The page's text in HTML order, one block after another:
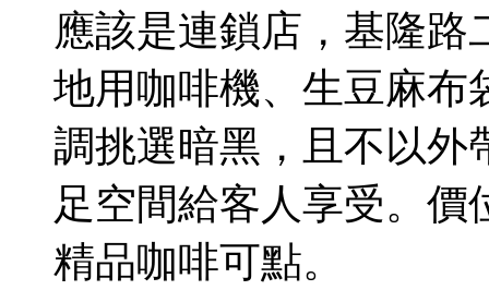
應該是連鎖店，基隆
地用咖啡機、生豆麻布
調挑選暗黑，且不以外
足空間給客人享受。
精品咖啡可點。